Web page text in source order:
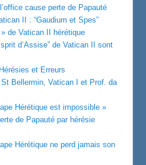
cause perte de Papauté
II : “Gaudium et Spes”
de Vatican II hérétique
d’Assise” de Vatican II sont
et Erreurs
Bellermin, Vatican I et Prof. da
Hérétique est impossible »
de Papauté par hérésie
Hérétique ne perd jamais son